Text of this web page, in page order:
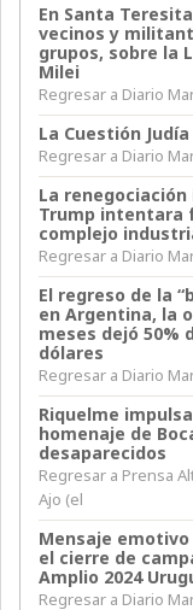
En Santa
vecinos y
grupos, sobre la
Milei
Regresar a Diario
La Cuestión
Regresar a Diario
La
Trump intentara
complejo
Regresar a Diario
El regreso de la
en Argentina, la
meses dejó 50%
dólares
Regresar a Diario
Riquelme
homenaje de
desaparecidos
Regresar a Prensa
Ajo (el
Mensaje
el cierre de
Amplio 2024
Regresar a Diario